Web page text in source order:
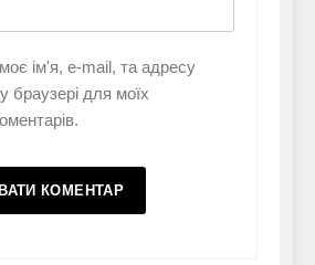
ім'я, e-mail, та адресу
браузері для моїх